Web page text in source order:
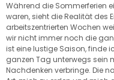
Während die Sommerferien
waren, sieht die Realität des
arbeitszentrierten Wochen
wir nicht immer noch die
ist eine lustige Saison, finde
ganzen Tag unterwegs sein
Nachdenken verbringe. Die